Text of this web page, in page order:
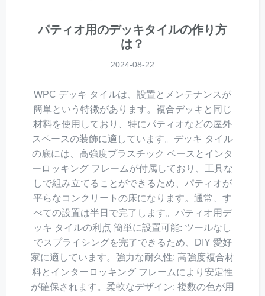
パティオ用のデッキタイルの作り方
は？
2024-08-22
WPC デッキ タイルは、設置とメンテナンスが
簡単という特徴があります。複合デッキと同じ
材料を使用しており、特にパティオなどの屋外
スペースの装飾に適しています。デッキ タイル
の底には、高強度プラスチック ベースとインタ
ーロッキング フレームが付属しており、工具な
しで組み立てることができるため、パティオが
平らなコンクリートの床になります。通常、す
べての設置は半日で完了します。パティオ用デ
ッキ タイルの利点 簡単に設置可能: ツールなし
でスプライシングを完了できるため、DIY 愛好
家に適しています。強力な耐久性: 高強度複合材
料とインターロッキング フレームにより安定性
が確保されます。柔軟なデザイン: 複数の色が用